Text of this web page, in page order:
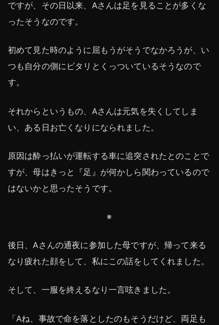
ですが、その日以来、Aさんは足を見ることが多くな
ったそうなのです。
初めて見た時のように屈もうがそうでなかろうが、い
つも自分の側にピタリとくっついているそうなので
す。
それからというもの、Aさんは元気を失くしてしま
い、ある日お亡くなりになられました。
原因は酔っ払いが運転する車に追突されたとのことで
すが、母はきっと『足』が何かしら関わっているので
はないかと思ったそうです。
※
後日、Aさんの通夜に参加した母ですが、帰って来る
なり疲れた顔をして、私にこの話をしてくれました。
そして、一服を終えるなり一言呟きました。
「Aね、事故で命を落としたのもそうだけど、両足も